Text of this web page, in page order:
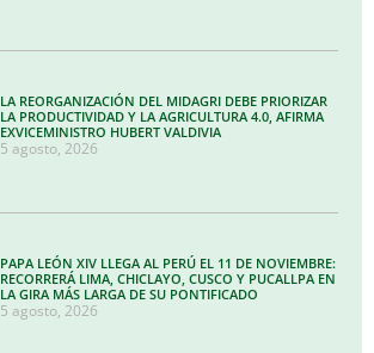
LA REORGANIZACIÓN DEL MIDAGRI DEBE PRIORIZAR
LA PRODUCTIVIDAD Y LA AGRICULTURA 4.0, AFIRMA
EXVICEMINISTRO HUBERT VALDIVIA
5 agosto, 2026
PAPA LEÓN XIV LLEGA AL PERÚ EL 11 DE NOVIEMBRE:
RECORRERÁ LIMA, CHICLAYO, CUSCO Y PUCALLPA EN
LA GIRA MÁS LARGA DE SU PONTIFICADO
5 agosto, 2026